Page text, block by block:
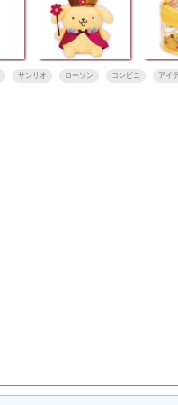
サンリオ ローソン コンビニ アイ